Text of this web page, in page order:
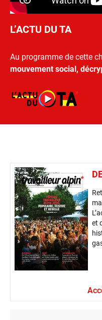
L’ACTU DU TA
Au programme de cette
mouvement social,
et